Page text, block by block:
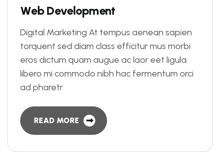
Web Development
Digital Marketing At tempus aenean sapien
torquent sed diam class efficitur mus morbi
eros dictum quam augue ac laor eet ligula
libero mi commodo nibh hac fermentum orci
ad pharetr
READ MORE